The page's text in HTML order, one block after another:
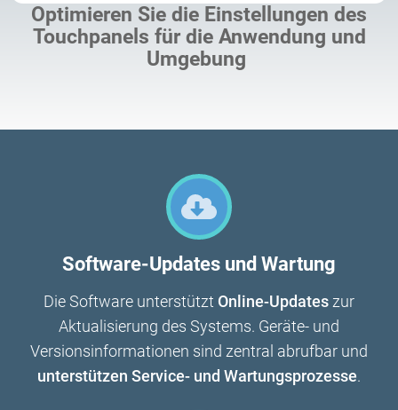
Optimieren Sie die Einstellungen des
Touchpanels für die Anwendung und
Umgebung
Software-Updates und Wartung
Die Software unterstützt Online-Updates zur
Aktualisierung des Systems. Geräte- und
Versionsinformationen sind zentral abrufbar und
unterstützen Service- und Wartungsprozesse.